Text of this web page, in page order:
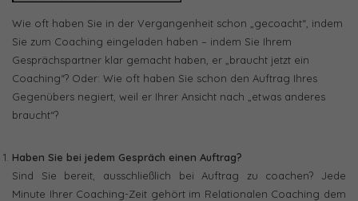
Wie oft haben Sie in der Vergangenheit schon „gecoacht“, indem
Sie zum Coaching eingeladen haben – indem Sie Ihrem
Gesprächspartner klar gemacht haben, er „braucht jetzt ein
Coaching“? Oder: Wie oft haben Sie schon den Auftrag Ihres
Gegenübers negiert, weil er Ihrer Ansicht nach „etwas anderes
braucht“?
Haben Sie bei jedem Gespräch einen Auftrag?
Sind Sie bereit, ausschließlich bei Auftrag zu coachen? Jede
Minute Ihrer Coaching-Zeit gehört im Relationalen Coaching dem